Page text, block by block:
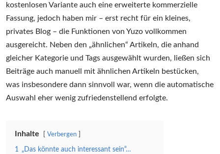
CSS
Anpassungen
(WordPress
Plugin)
kostenlosen Variante auch eine erweiterte kommerzielle
Fassung, jedoch haben mir – erst recht für ein kleines,
privates Blog – die Funktionen von Yuzo vollkommen
ausgereicht. Neben den „ähnlichen“ Artikeln, die anhand
gleicher Kategorie und Tags ausgewählt wurden, ließen sich
Beiträge auch manuell mit ähnlichen Artikeln bestücken,
was insbesondere dann sinnvoll war, wenn die automatische
Auswahl eher wenig zufriedenstellend erfolgte.
Inhalte Verbergen
1 „Das könnte auch interessant sein“…